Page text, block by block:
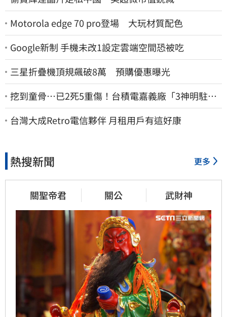
Motorola edge 70 pro登場 大玩材質配色
Google新制 手機未改1設定雲端空間恐被吃
三星折疊機頂規飆破8萬 預購優惠曝光
挖到童骨…已2死5重傷！台積電嘉義廠「3神明駐駕
畫面曝光」
台灣大成Retro電信夥伴 月租用戶有這好康
熱搜新聞 更多
關聖帝君 關公 武財神